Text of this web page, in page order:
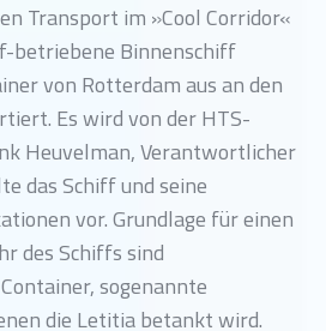
Transport im »Cool Corridor«
betriebene Binnenschiff
von Rotterdam aus an den
Es wird von der HTS-
Heuvelman, Verantwortlicher
das Schiff und seine
vor. Grundlage für einen
des Schiffs sind
sogenannte
die Letitia betankt wird.